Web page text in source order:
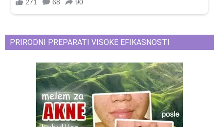
PRIRODNI PREPARATI VISOKE EFIKASNOSTI